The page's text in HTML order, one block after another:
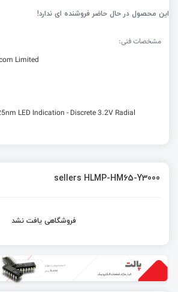
این محصول در حال حاضر فروشنده ای ندارد!
مشخصات فنی:
Limited
LED Indication - Discrete 3.2V Radial
sellers HLMP-HM65-Y3000
فروشگاهی یافت نشد